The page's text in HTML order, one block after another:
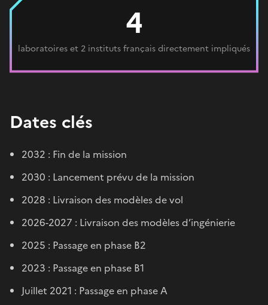
4
laboratoires et 2 instituts français directement impliqués
Dates clés
2032 : Fin de la mission
2030 : Lancement prévu de la mission
2028 : Livraison des modèles de vol
2026-2027 : Livraison des modèles d’ingénierie
2025 : Passage en phase B2
2023 : Passage en phase B1
Juillet 2021 : Passage en phase A